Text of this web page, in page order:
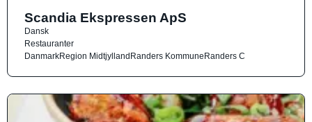
Scandia Ekspressen ApS
Dansk
Restauranter
DanmarkRegion MidtjyllandRanders KommuneRanders C